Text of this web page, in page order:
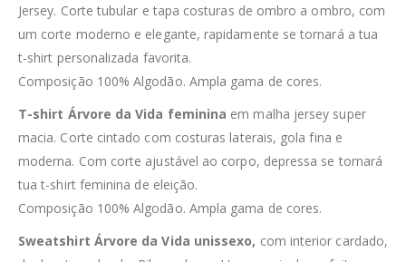
Jersey. Corte tubular e tapa costuras de ombro a ombro, com
um corte moderno e elegante, rapidamente se tornará a tua
t-shirt personalizada favorita.
Composição 100% Algodão. Ampla gama de cores.
T-shirt Árvore da Vida feminina em malha jersey super
macia. Corte cintado com costuras laterais, gola fina e
moderna. Com corte ajustável ao corpo, depressa se tornará
tua t-shirt feminina de eleição.
Composição 100% Algodão. Ampla gama de cores.
Sweatshirt Árvore da Vida unissexo, com interior cardado,